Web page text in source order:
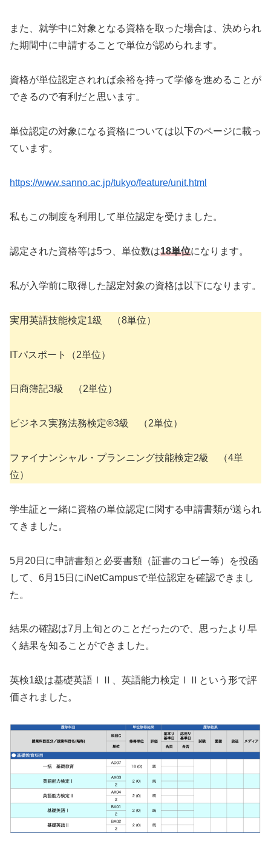
また、就学中に対象となる資格を取った場合は、決められ
た期間中に申請することで単位が認められます。
資格が単位認定されれば余裕を持って学修を進めることが
できるので有利だと思います。
単位認定の対象になる資格については以下のページに載っ
ています。
https://www.sanno.ac.jp/tukyo/feature/unit.html
私もこの制度を利用して単位認定を受けました。
認定された資格等は5つ、単位数は18単位になります。
私が入学前に取得した認定対象の資格は以下になります。
実用英語技能検定1級 （8単位）
ITパスポート（2単位）
日商簿記3級 （2単位）
ビジネス実務法務検定®3級 （2単位）
ファイナンシャル・プランニング技能検定2級 （4単
位）
学生証と一緒に資格の単位認定に関する申請書類が送られ
てきました。
5月20日に申請書類と必要書類（証書のコピー等）を投函
して、6月15日にiNetCampusで単位認定を確認できまし
た。
結果の確認は7月上旬とのことだったので、思ったより早
く結果を知ることができました。
英検1級は基礎英語ⅠⅡ、英語能力検定ⅠⅡという形で評
価されました。